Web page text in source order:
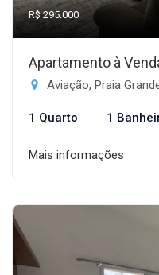
R$ 295.000
Apartamento à
Aviação, Praia
1 Quarto 1
Mais informações